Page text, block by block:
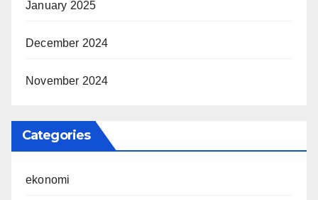
January 2025
December 2024
November 2024
Categories
ekonomi